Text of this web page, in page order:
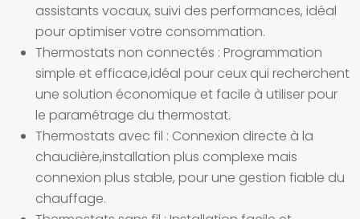
assistants vocaux, suivi des performances, idéal
pour optimiser votre consommation.
Thermostats non connectés : Programmation
simple et efficace,idéal pour ceux qui recherchent
une solution économique et facile à utiliser pour
le paramétrage du thermostat.
Thermostats avec fil : Connexion directe à la
chaudière,installation plus complexe mais
connexion plus stable, pour une gestion fiable du
chauffage.